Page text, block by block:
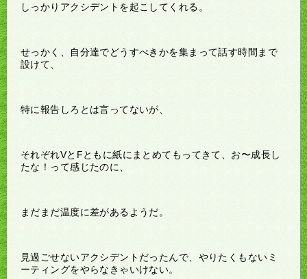
しっかりアクシデントを起こしてくれる。
せっかく、自分達でどうすべきかを集まって話す時間まで
設けて、
特に報告しろとは言ってないが、
それぞれVとFともに紙にまとめてもってきて、お〜成長し
たな！って感じたのに、
まだまだ温度に差があるようだ。
見過ごせないアクシデントだったんで、やりたくもないミ
ーティングをやらなきゃいけない。